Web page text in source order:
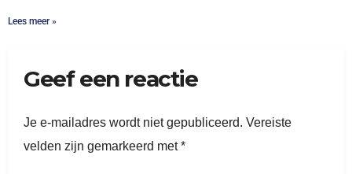
Lees meer »
Geef een reactie
Je e-mailadres wordt niet gepubliceerd. Vereiste
velden zijn gemarkeerd met*